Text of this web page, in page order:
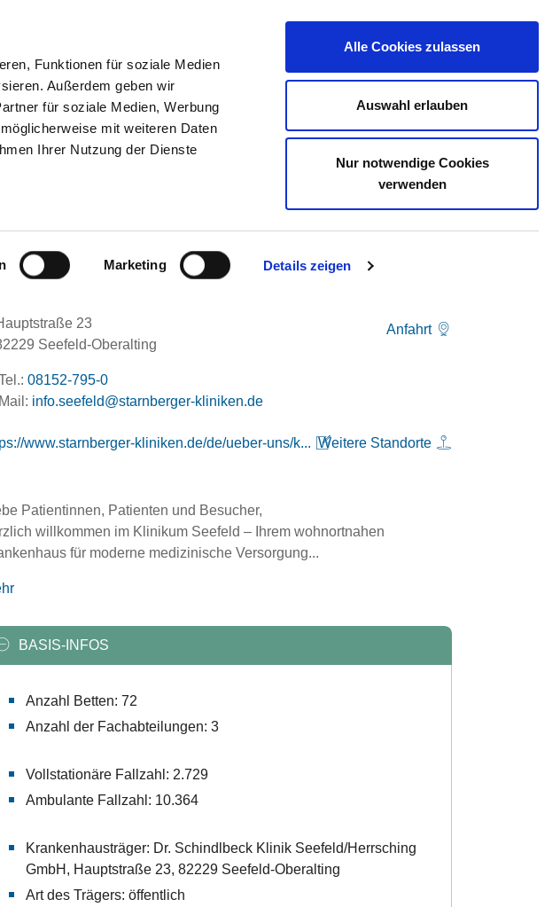
Funktionen für soziale Medien
Außerdem geben wir
für soziale Medien, Werbung
mit weiteren Daten
Ihrer Nutzung der Dienste
Marketing Details zeigen
Alle Cookies zulassen
Auswahl erlauben
Nur notwendige Cookies
verwenden
TIPPS & HILFE DAS KVRP STELLENBÖRSE KONTAKT
23
Seefeld-Oberalting
08152-795-0
Mail: ed.nekinilk-regrebnrats@dlefees.ofni
Anfahrt
www.starnberger-kliniken.de/de/ueber-uns/k... Weitere Standorte
Patientinnen, Patienten und Besucher,
willkommen im Klinikum Seefeld – Ihrem wohnortnahen
für moderne medizinische Versorgung...
BASIS-INFOS
Anzahl Betten: 72
Anzahl der Fachabteilungen: 3
Vollstationäre Fallzahl: 2.729
Ambulante Fallzahl: 10.364
Krankenhausträger: Dr. Schindlbeck Klinik Seefeld/Herrsching
GmbH, Hauptstraße 23, 82229 Seefeld-Oberalting
Art des Trägers: öffentlich